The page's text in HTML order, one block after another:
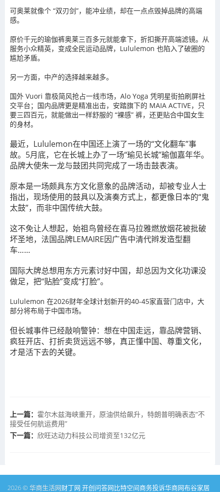
可奥莱就像个 “双刃剑”，能冲业绩，却在一点点毁掉品牌的高端
感。
原价千元的瑜伽裤奥莱三百多元就能拿下，折扣撕开高端滤镜。从
服务小众精英，变成全民运动品牌，Lululemon 也陷入了破圈的
尴尬矛盾。
另一方面，中产的选择越来越多。
国外 Vuori 靠极简风抢占一线市场，Alo Yoga 凭明星街拍刷屏社
交平台；国内品牌更是精准出击，安踏旗下的 MAIA ACTIVE，只
要三四百元，就能做出一样舒服的 “裸感” 裤，还更贴合中国女生
的身材。
最近，Lululemon在中国还上演了一场的“文化翻车”事
故。5月底，它在长城上办了一场“瑜见长城”瑜伽嘉年华。
品牌大使朱一龙与鼓团共同完成了一场击鼓表演。
原本是一场颇具东方文化意象的品牌活动，却被专业人士
指出，现场使用的鼓具以及演奏方式上，都更像日本的“鬼
太鼓”，而非中国传统大鼓。
这不免让人想起，始祖鸟曾经在喜马拉雅燃放烟花被批破
坏圣地，法国品牌LEMAIRE因广告中清代辫发造型翻
车……
国际大牌总想用东方元素讨好中国，却总因为文化功课没
做足，把“贴脸”变成“打脸”。
Lululemon 在2026财年全球计划新开的40-45家直营门店中，大
部分将布局于中国市场。
但长城事件已经敲响警钟：想在中国走远，靠品牌营销、
疯狂开店、打折卖货远远不够，真正懂中国、尊重文化，
才是活下去的关键。
上一篇： 霍尔木兹海峡重开，原油供给飙升，特朗普明确表态“不
接受任何航运费用”
下一篇： 欣旺达动力科技公司增资至132亿元
2026 © 华商生活网财丁网 开创问答网比特空间商务投诉华商网布谷家居